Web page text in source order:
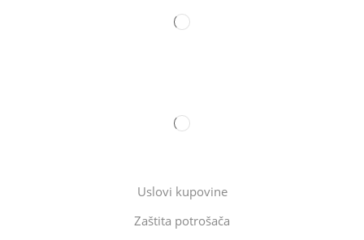
Uslovi kupovine
Zaštita potrošača